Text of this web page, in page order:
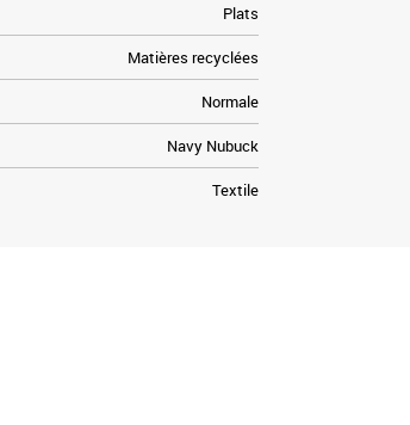
Plats
Matières recyclées
Normale
Navy Nubuck
Textile